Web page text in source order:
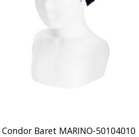
Condor Baret MARINO-50104010